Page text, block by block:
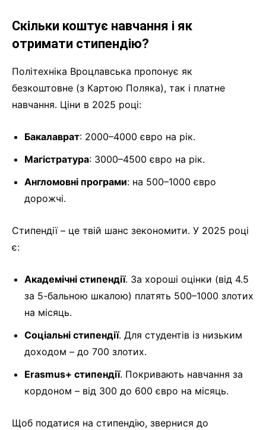
Скільки коштує навчання і як
отримати стипендію?
Політехніка Вроцлавська пропонує як
безкоштовне (з Картою Поляка), так і платне
навчання. Ціни в 2025 році:
Бакалаврат: 2000–4000 євро на рік.
Магістратура: 3000–4500 євро на рік.
Англомовні програми: на 500–1000 євро
дорожчі.
Стипендії – це твій шанс зекономити. У 2025 році
є:
Академічні стипендії. За хороші оцінки (від 4.5
за 5-бальною шкалою) платять 500–1000 злотих
на місяць.
Соціальні стипендії. Для студентів із низьким
доходом – до 700 злотих.
Erasmus+ стипендії. Покривають навчання за
кордоном – від 300 до 600 євро на місяць.
Щоб податися на стипендію, звернися до